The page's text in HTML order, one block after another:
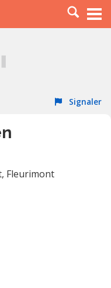
Signaler
, Fleurimont